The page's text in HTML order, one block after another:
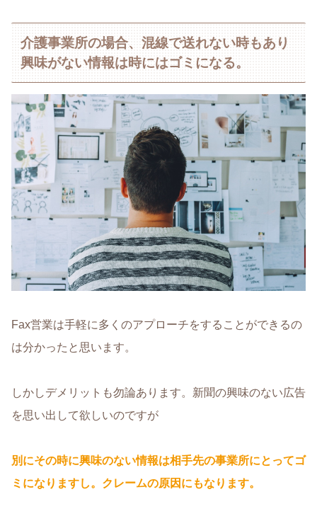
介護事業所の場合、混線で送れない時もあり
興味がない情報は時にはゴミになる。
Fax営業は手軽に多くのアプローチをすることができるの
は分かったと思います。
しかしデメリットも勿論あります。新聞の興味のない広告
を思い出して欲しいのですが
別にその時に興味のない情報は相手先の事業所にとってゴ
ミになりますし。クレームの原因にもなります。